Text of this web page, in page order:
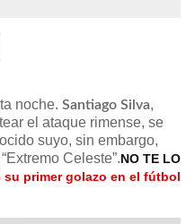
noche. Santiago Silva,
el ataque rimense, se
suyo, sin embargo,
Celeste”.NO TE LO
primer golazo en el fútbol